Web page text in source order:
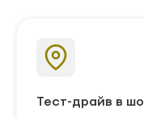
Тест-драйв в